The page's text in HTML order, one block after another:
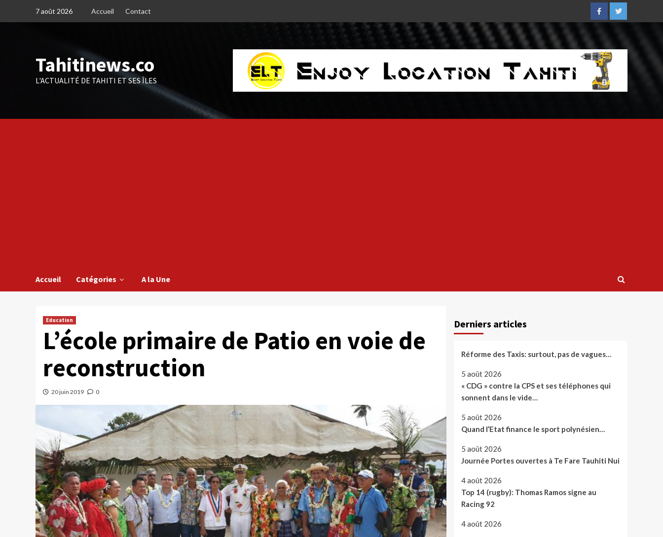
7 août 2026 Accueil Contact
FacebookTwitter
Tahitinews.co
L'ACTUALITÉ DE TAHITI ET SES ÎLES
Accueil Catégories A la Une
Education
L’école primaire de Patio en voie de
reconstruction
20 juin 2019 0
Derniers articles
Réforme des Taxis: surtout, pas de vagues…
5 août 2026
« CDG » contre la CPS et ses téléphones qui
sonnent dans le vide…
5 août 2026
Quand l’Etat finance le sport polynésien…
5 août 2026
Journée Portes ouvertes à Te Fare Tauhiti Nui
4 août 2026
Top 14 (rugby): Thomas Ramos signe au
Racing 92
4 août 2026